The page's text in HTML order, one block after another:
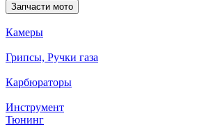
Запчасти мото
Камеры
Грипсы, Ручки газа
Карбюраторы
Инструмент
Тюнинг